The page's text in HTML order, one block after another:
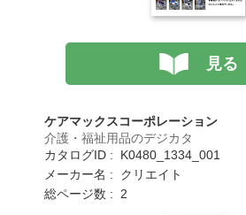
見る
ケアマックスコーポレーション
介護・福祉用品のデジカタ
カタログID : K0480_1334_001
メーカー名 : クリエイト
総ページ数 : 2